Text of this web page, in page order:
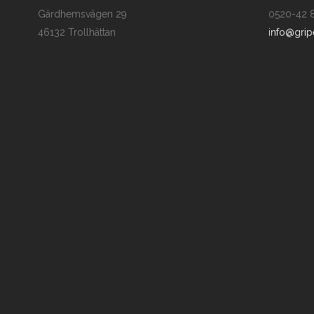
Gärdhemsvägen 29
46132 Trollhättan
0520-42